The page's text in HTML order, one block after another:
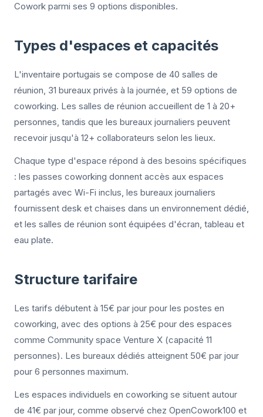
Cowork parmi ses 9 options disponibles.
Types d'espaces et capacités
L'inventaire portugais se compose de 40 salles de
réunion, 31 bureaux privés à la journée, et 59 options de
coworking. Les salles de réunion accueillent de 1 à 20+
personnes, tandis que les bureaux journaliers peuvent
recevoir jusqu'à 12+ collaborateurs selon les lieux.
Chaque type d'espace répond à des besoins spécifiques
: les passes coworking donnent accès aux espaces
partagés avec Wi-Fi inclus, les bureaux journaliers
fournissent desk et chaises dans un environnement dédié,
et les salles de réunion sont équipées d'écran, tableau et
eau plate.
Structure tarifaire
Les tarifs débutent à 15€ par jour pour les postes en
coworking, avec des options à 25€ pour des espaces
comme Community space Venture X (capacité 11
personnes). Les bureaux dédiés atteignent 50€ par jour
pour 6 personnes maximum.
Les espaces individuels en coworking se situent autour
de 41€ par jour, comme observé chez OpenCowork100 et